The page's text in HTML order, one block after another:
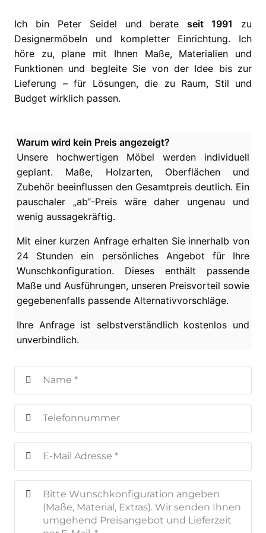
Ich bin Peter Seidel und berateseit 1991
zu
Designermöbeln und kompletter Einrichtung. Ich
höre zu, plane mit Ihnen Maße, Materialien und
Funktionen und begleite Sie von der Idee bis zur
Lieferung – für Lösungen, die zu Raum, Stil und
Budget wirklich passen.
Warum wird kein Preis angezeigt?
Unsere hochwertigen Möbel werden individuell
geplant. Maße, Holzarten, Oberflächen und
Zubehör beeinflussen den Gesamtpreis deutlich. Ein
pauschaler „ab“-Preis wäre daher ungenau und
wenig aussagekräftig.
Mit einer kurzen Anfrage erhalten Sie innerhalb von
24 Stunden ein persönliches Angebot für Ihre
Wunschkonfiguration. Dieses enthält passende
Maße und Ausführungen, unseren Preisvorteil sowie
gegebenenfalls passende Alternativvorschläge.
Ihre Anfrage ist selbstverständlich kostenlos und
unverbindlich.